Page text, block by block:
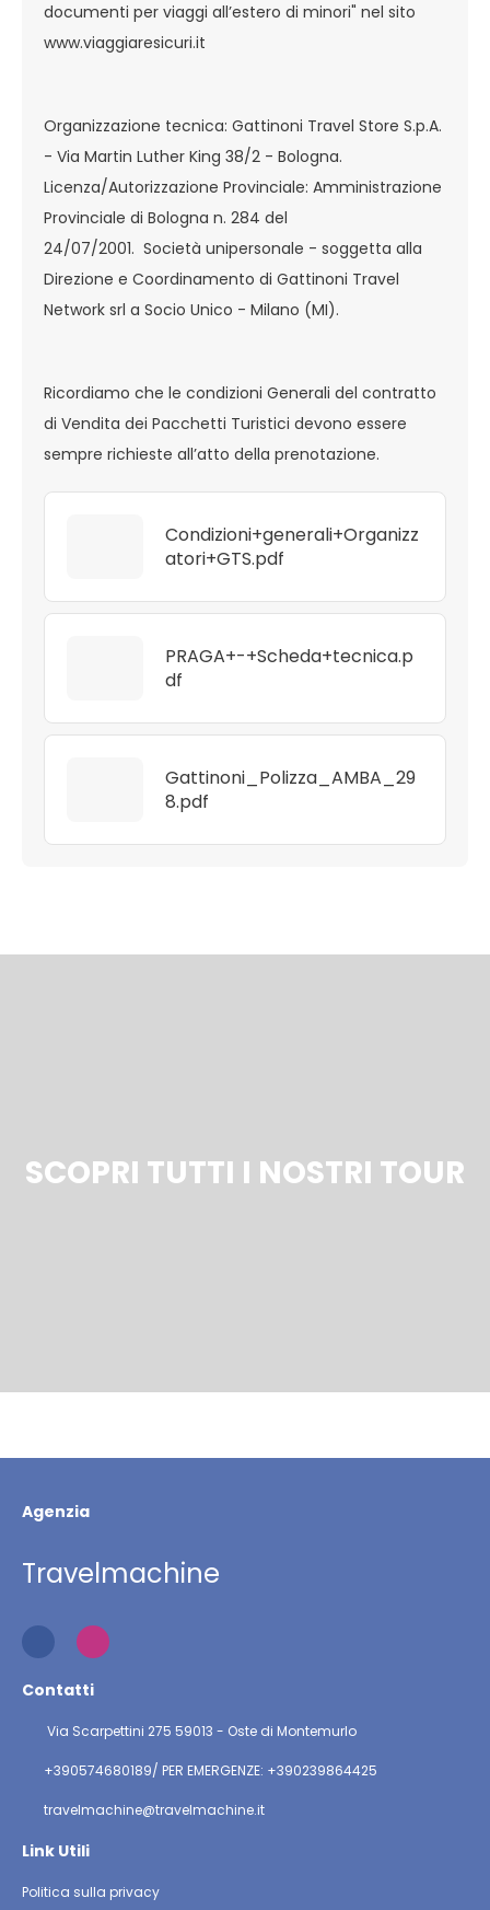
documenti per viaggi all’estero di minori" nel sito
www.viaggiaresicuri.it
Organizzazione tecnica: Gattinoni Travel Store S.p.A.
- Via Martin Luther King 38/2 - Bologna.
Licenza/Autorizzazione Provinciale: Amministrazione
Provinciale di Bologna n. 284 del
24/07/2001. Società unipersonale - soggetta alla
Direzione e Coordinamento di Gattinoni Travel
Network srl a Socio Unico - Milano (MI).
Ricordiamo che le condizioni Generali del contratto
di Vendita dei Pacchetti Turistici devono essere
sempre richieste all’atto della prenotazione.
Condizioni+generali+Organizz
atori+GTS.pdf
PRAGA+-+Scheda+tecnica.p
df
Gattinoni_Polizza_AMBA_29
8.pdf
SCOPRI TUTTI I NOSTRI TOUR
Agenzia
Travelmachine
Contatti
Via Scarpettini 275 59013 - Oste di Montemurlo
+390574680189/ PER EMERGENZE: +390239864425
travelmachine@travelmachine.it
Link Utili
Politica sulla privacy